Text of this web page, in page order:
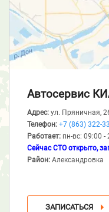
Автосервис
Адрес: ул. Пряничная,
Телефон: +7 (863) 322-
Работает: пн-вс: 09:00 -
Сейчас СТО открыто,
Район: Александровка
ЗАПИСАТЬСЯ